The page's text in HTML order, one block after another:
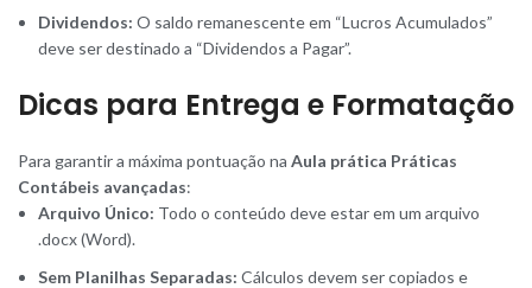
Dividendos: O saldo remanescente em “Lucros Acumulados”
deve ser destinado a “Dividendos a Pagar”.
Dicas para Entrega e Formatação
Para garantir a máxima pontuação na Aula prática Práticas
Contábeis avançadas:
Arquivo Único: Todo o conteúdo deve estar em um arquivo
.docx (Word).
Sem Planilhas Separadas: Cálculos devem ser copiados e